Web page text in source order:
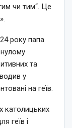
чи тим“. Це
року папа
та
у
на геїв.
католицьких
геїв і